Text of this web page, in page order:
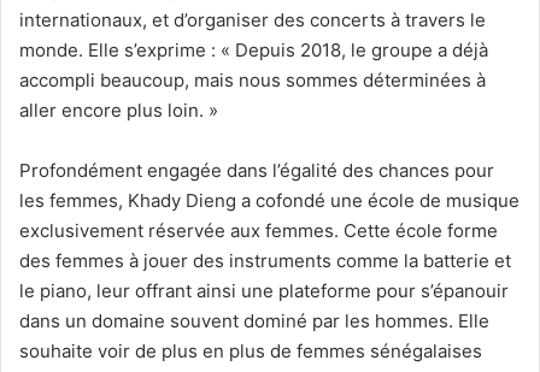
internationaux, et d’organiser des concerts à travers le
monde. Elle s’exprime : « Depuis 2018, le groupe a déjà
accompli beaucoup, mais nous sommes déterminées à
aller encore plus loin. »
Profondément engagée dans l’égalité des chances pour
les femmes, Khady Dieng a cofondé une école de musique
exclusivement réservée aux femmes. Cette école forme
des femmes à jouer des instruments comme la batterie et
le piano, leur offrant ainsi une plateforme pour s’épanouir
dans un domaine souvent dominé par les hommes. Elle
souhaite voir de plus en plus de femmes sénégalaises